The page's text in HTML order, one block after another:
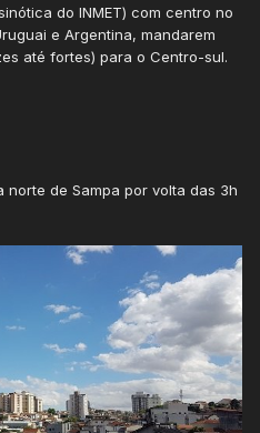
do INMET) com centro no
e Argentina, mandarem
até fortes) para o Centro-sul.
de Sampa por volta das 3h